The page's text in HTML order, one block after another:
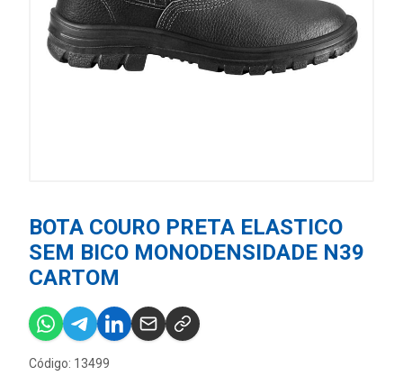
BOTA COURO PRETA ELASTICO
SEM BICO MONODENSIDADE N39
CARTOM
Código: 13499